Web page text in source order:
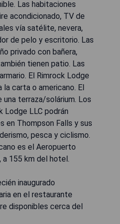
Las habitaciones
acondicionado, TV de
vía satélite, nevera,
de pelo y escritorio. Las
privado con bañera,
tienen patio. Las
El Rimrock Lodge
la carta o americano. El
terraza/solárium. Los
Lodge LLC podrán
en Thompson Falls y sus
pesca y ciclismo.
es el Aeropuerto
a 155 km del hotel.
inaugurado
en el restaurante
disponibles cerca del